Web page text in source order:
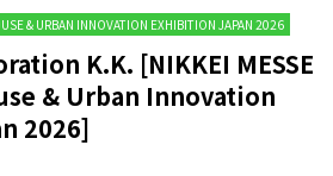
& URBAN INNOVATION EXHIBITION JAPAN 2026
K.K. [NIKKEI MESSE
& Urban Innovation
2026]